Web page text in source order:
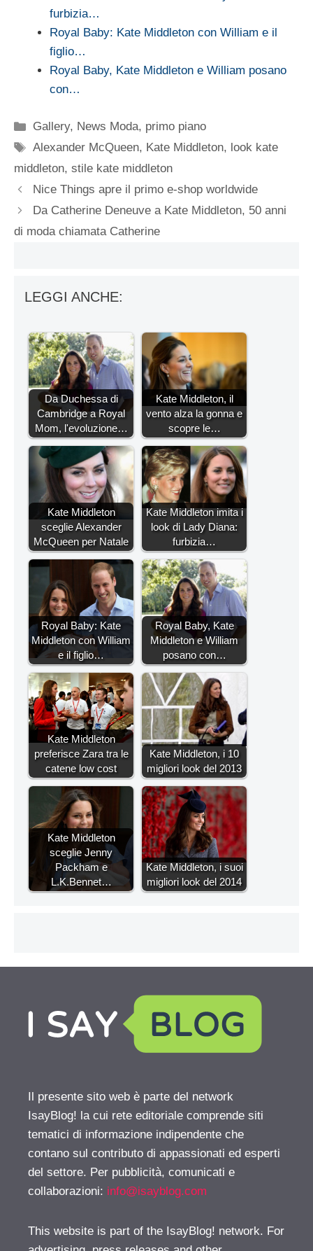
furbizia…
Royal Baby: Kate Middleton con William e il
figlio…
Royal Baby, Kate Middleton e William posano
con…
Categorie
Gallery, News Moda, primo piano
Tag
Alexander McQueen, Kate Middleton, look kate
middleton, stile kate middleton
Nice Things apre il primo e-shop worldwide
Da Catherine Deneuve a Kate Middleton, 50 anni
di moda chiamata Catherine
LEGGI ANCHE:
Da Duchessa di
Cambridge a Royal
Mom, l'evoluzione…
Kate Middleton, il
vento alza la gonna e
scopre le…
Kate Middleton
sceglie Alexander
McQueen per Natale
Kate Middleton imita i
look di Lady Diana:
furbizia…
Royal Baby: Kate
Middleton con William
e il figlio…
Royal Baby, Kate
Middleton e William
posano con…
Kate Middleton
preferisce Zara tra le
catene low cost
Kate Middleton, i 10
migliori look del 2013
Kate Middleton
sceglie Jenny
Packham e
L.K.Bennet…
Kate Middleton, i suoi
migliori look del 2014
Il presente sito web è parte del network
IsayBlog! la cui rete editoriale comprende siti
tematici di informazione indipendente che
contano sul contributo di appassionati ed esperti
del settore. Per pubblicità, comunicati e
collaborazioni: info@isayblog.com
This website is part of the IsayBlog! network. For